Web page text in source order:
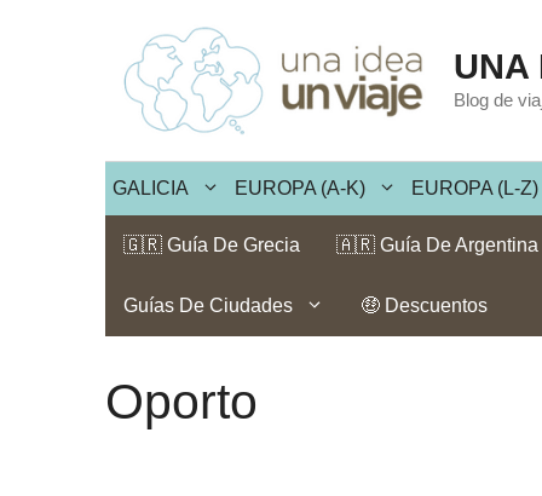
contenido
UNA
Blog de
GALICIA EUROPA (A-K) EUROPA (L-Z)
🇬🇷 Guía De Grecia 🇦🇷 Guía De Argentina
Guías De Ciudades 🤑 Descuentos
Oporto